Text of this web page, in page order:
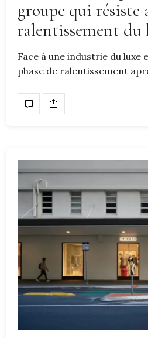
groupe qui résiste
ralentissement du
Face à une industrie du luxe
phase de ralentissement